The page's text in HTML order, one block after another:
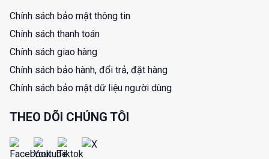
Chính sách bảo mật thông tin
Chính sách thanh toán
Chính sách giao hàng
Chính sách bảo hành, đổi trả, đặt hàng
Chính sách bảo mật dữ liệu người dùng
THEO DÕI CHÚNG TÔI